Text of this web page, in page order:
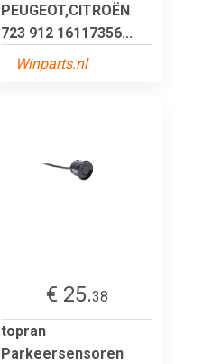
PEUGEOT,CITROËN
723 912 16117356...
Winparts.nl
€ 25.38
topran
Parkeersensoren